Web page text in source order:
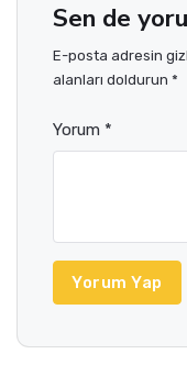
Sen de
E-posta adresin
alanları doldurun *
Yorum *
Yorum Yap